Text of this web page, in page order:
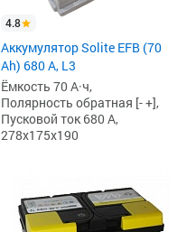
4.8
Аккумулятор Solite EFB (70
Ah) 680 А, L3
Ёмкость 70 А·ч,
Полярность обратная [- +],
Пусковой ток 680 А,
278x175x190